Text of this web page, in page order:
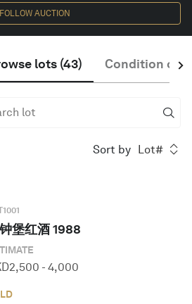
FOLLOW AUCTION
lots (43) Condition of
CONFIRM
Sort by Lot#
1001
堡红酒 1988
2,500 - 4,000